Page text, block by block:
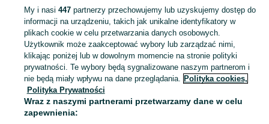
KATEGORIA
Sprzedaż pozostałych artykułów budowlanych i remontowych Brzeg ▶️ Szeroki wybór ✅ Nowe i używane w atrakcyjnych cenach ✌ Sprawdź oferty na OLX.pl! Zobacz
Mapa kategorii
Mapa miejscowości
Mapa ministron
My i nasi 447partnerzy przechowujemy lub uzyskujemy dostęp do
informacji na urządzeniu, takich jak unikalne identyfikatory w
plikach cookie w celu przetwarzania danych osobowych.
Użytkownik może zaakceptować wybory lub zarządzać nimi,
klikając poniżej lub w dowolnym momencie na stronie polityki
prywatności. Te wybory będą sygnalizowane naszym partnerom i
nie będą miały wpływu na dane przeglądania. Polityka cookies,
Polityka Prywatności
Wraz z naszymi partnerami przetwarzamy dane w celu
zapewnienia: